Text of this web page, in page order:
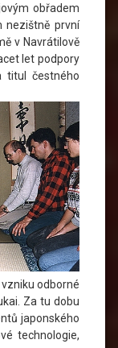
obřadem
nezištně první
v Navrátilově
let podpory
titul čestného
odborné
Za tu dobu
japonského
technologie,